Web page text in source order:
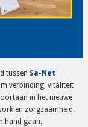
tussen Sa-Net
verbinding, vitaliteit
in het nieuwe
en zorgzaamheid.
hand gaan.